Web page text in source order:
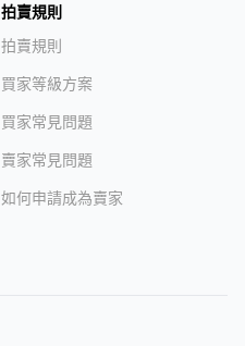
拍賣規則
拍賣規則
買家等級方案
買家常見問題
賣家常見問題
如何申請成為賣家